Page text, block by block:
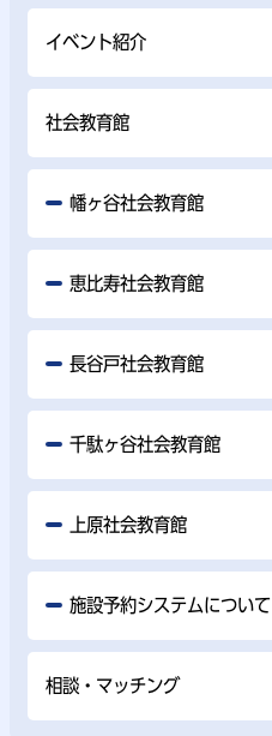
イベント紹介
社会教育館
幡ヶ谷社会教育館
恵比寿社会教育館
長谷戸社会教育館
千駄ヶ谷社会教育館
上原社会教育館
施設予約システムについて
相談・マッチング